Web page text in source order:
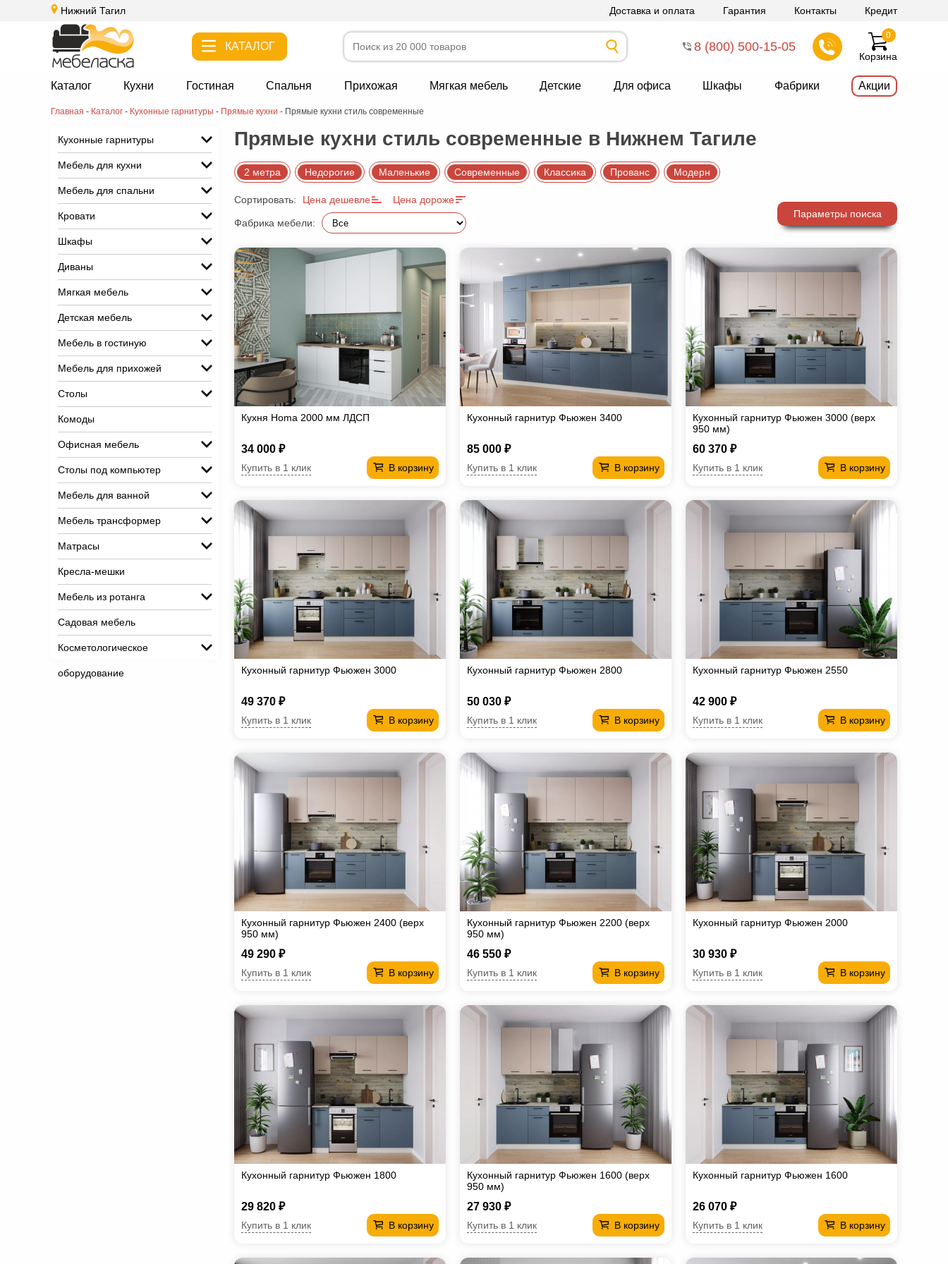
Нижний Тагил Доставка и оплата Гарантия Контакты Кредит
КАТАЛОГ 8 (800) 500-15-05
Корзина
0
Каталог Кухни Гостиная Спальня Прихожая Мягкая мебель Детские Для офиса Шкафы Фабрики Акции
Главная - Каталог - Кухонные гарнитуры - Прямые кухни - Прямые кухни стиль современные
Кухонные гарнитуры
Мебель для кухни
Мебель для спальни
Кровати
Шкафы
Диваны
Мягкая мебель
Детская мебель
Мебель в гостиную
Мебель для прихожей
Столы
Комоды
Офисная мебель
Столы под компьютер
Мебель для ванной
Мебель трансформер
Матрасы
Кресла-мешки
Мебель из ротанга
Садовая мебель
Косметологическое
оборудование
Прямые кухни стиль современные в Нижнем Тагиле
2 метра Недорогие Маленькие Современные Классика Прованс Модерн
Сортировать: Цена дешевле Цена дороже
Фабрика мебели:
Параметры поиска
Кухня Homa 2000 мм ЛДСП
34 000 ₽
В корзину
Купить в 1 клик
Кухонный гарнитур Фьюжен 3400
85 000 ₽
В корзину
Купить в 1 клик
Кухонный гарнитур Фьюжен 3000 (верх
950 мм)
60 370 ₽
В корзину
Купить в 1 клик
Кухонный гарнитур Фьюжен 3000
49 370 ₽
В корзину
Купить в 1 клик
Кухонный гарнитур Фьюжен 2800
50 030 ₽
В корзину
Купить в 1 клик
Кухонный гарнитур Фьюжен 2550
42 900 ₽
В корзину
Купить в 1 клик
Кухонный гарнитур Фьюжен 2400 (верх
950 мм)
49 290 ₽
В корзину
Купить в 1 клик
Кухонный гарнитур Фьюжен 2200 (верх
950 мм)
46 550 ₽
В корзину
Купить в 1 клик
Кухонный гарнитур Фьюжен 2000
30 930 ₽
В корзину
Купить в 1 клик
Кухонный гарнитур Фьюжен 1800
29 820 ₽
В корзину
Купить в 1 клик
Кухонный гарнитур Фьюжен 1600 (верх
950 мм)
27 930 ₽
В корзину
Купить в 1 клик
Кухонный гарнитур Фьюжен 1600
26 070 ₽
В корзину
Купить в 1 клик